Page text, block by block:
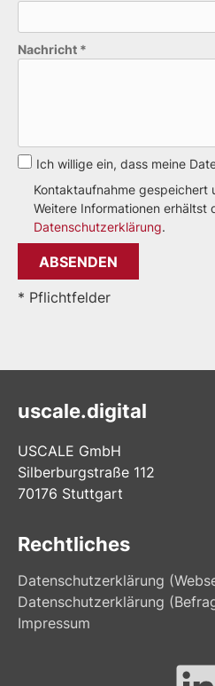
Bitte lasse dieses Feld leer.
Nachricht *
Ich willige ein, dass meine
Kontaktaufnahme gespeichert
Weitere Informationen erhältst
Datenschutzerklärung.
* Pflichtfelder
uscale.digital
USCALE GmbH
Silberburgstraße 112
70176 Stuttgart
Rechtliches
Datenschutzerklärung
Datenschutzerklärung
Impressum